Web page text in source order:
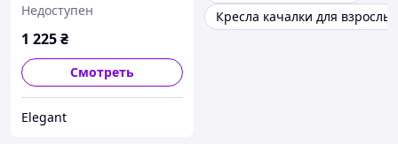
с внутренним чехлом
Недоступен
1 225₴
Смотреть
Elegant
Кресла качалки для взрослых